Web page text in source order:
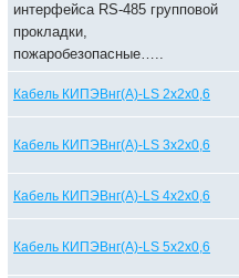
интерфейса RS-485 групповой
прокладки,
пожаробезопасные…..
Кабель КИПЭВнг(А)-LS 2х2х0,6
Кабель КИПЭВнг(А)-LS 3х2х0,6
Кабель КИПЭВнг(А)-LS 4х2х0,6
Кабель КИПЭВнг(А)-LS 5х2х0,6